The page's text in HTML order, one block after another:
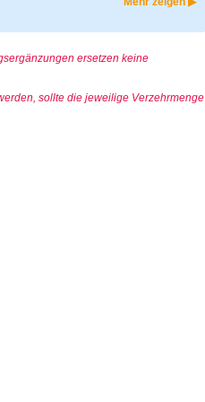
ersetzen keine
sollte die jeweilige Verzehrmenge